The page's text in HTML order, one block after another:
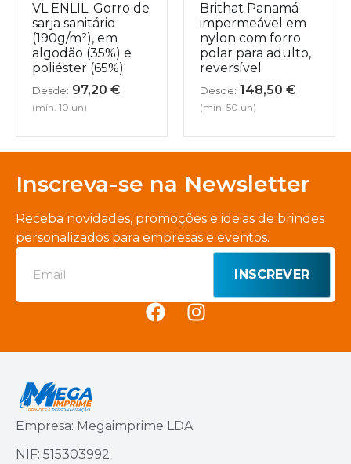
VL ENLIL. Gorro de
sarja sanitário
(190g/m²), em
algodão (35%) e
poliéster (65%)
Desde: 97,20 €
(mín. 10 un)
Brithat Panamá
impermeável em
nylon com forro
polar para adulto,
reversível
Desde: 148,50 €
(mín. 50 un)
Inscreva-se na Newsletter
Receba novidades, promoções e ideias de brindes
personalizados para empresas e eventos.
INSCREVER
Empresa: Megaimprime LDA
NIF: 515303992